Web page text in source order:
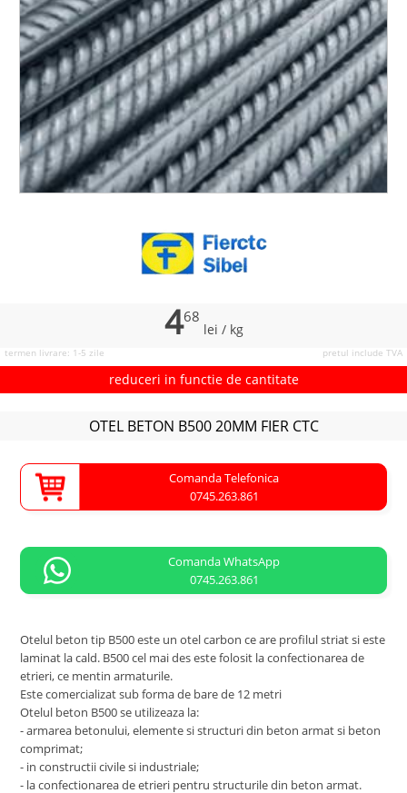
468
lei / kg
termen livrare: 1-5 zile pretul include TVA
reduceri in functie de cantitate
OTEL BETON B500 20MM FIER CTC
Comanda Telefonica
0745.263.861
Comanda WhatsApp
0745.263.861
Otelul beton tip B500 este un otel carbon ce are profilul striat si este
laminat la cald. B500 cel mai des este folosit la confectionarea de
etrieri, ce mentin armaturile.
Este comercializat sub forma de bare de 12 metri
Otelul beton B500 se utilizeaza la:
- armarea betonului, elemente si structuri din beton armat si beton
comprimat;
- in constructii civile si industriale;
- la confectionarea de etrieri pentru structurile din beton armat.